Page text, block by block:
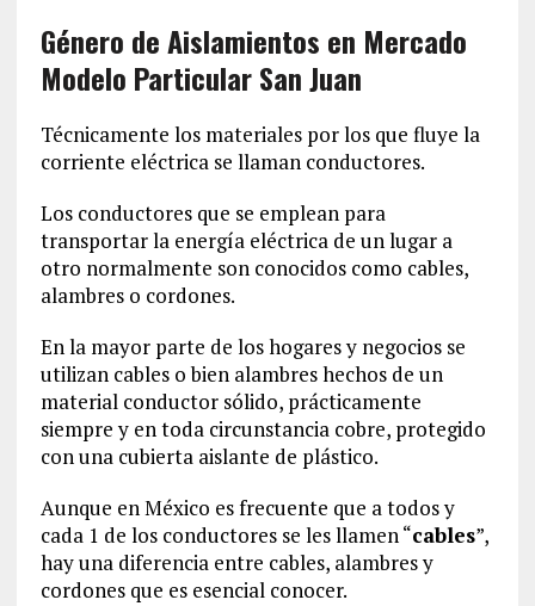
Género de Aislamientos en Mercado
Modelo Particular San Juan
Técnicamente los materiales por los que fluye la
corriente eléctrica se llaman conductores.
Los conductores que se emplean para
transportar la energía eléctrica de un lugar a
otro normalmente son conocidos como cables,
alambres o cordones.
En la mayor parte de los hogares y negocios se
utilizan cables o bien alambres hechos de un
material conductor sólido, prácticamente
siempre y en toda circunstancia cobre, protegido
con una cubierta aislante de plástico.
Aunque en México es frecuente que a todos y
cada 1 de los conductores se les llamen “cables”,
hay una diferencia entre cables, alambres y
cordones que es esencial conocer.